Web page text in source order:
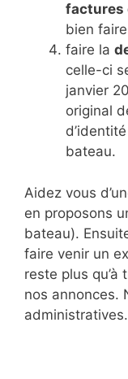
factures
bien
faire la
celle-ci
janvier
original
bateau.
Aidez vous
en proposons
bateau).
faire venir un
reste plus
nos annonces.
administratives.